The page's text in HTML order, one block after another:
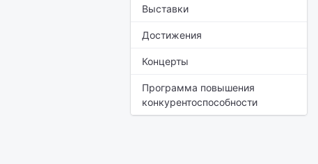
Выставки
Достижения
Концерты
Программа повышения
конкурентоспособности